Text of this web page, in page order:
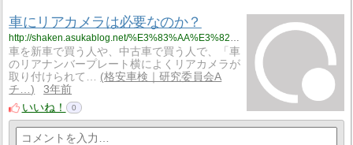
車にリアカメラは必要なのか？
車を新車で買う人や、中古車で買う人で、「車
のリアナンバープレート横によくリアカメラが
取り付けられて…
格安車検｜研究委員会A
チ…
3年前
いいね！
0